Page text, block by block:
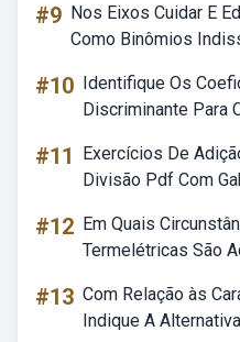
#9 Nos Eixos Cuidar E
Como Binômios
#10 Identifique Os
Discriminante Para
#11
Exercícios De
Divisão Pdf Com
#12 Em Quais
Termelétricas São
#13 Com Relação às
Indique A